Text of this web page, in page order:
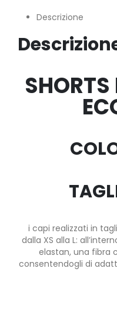
Descrizione
i capi realizzati in
dalla XS alla L:
elastan, una fibra
consentendogli di